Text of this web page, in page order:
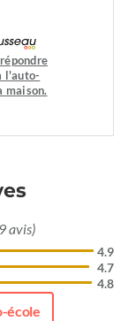
l'auto-
maison.
avis)
4.9
4.7
4.8
école